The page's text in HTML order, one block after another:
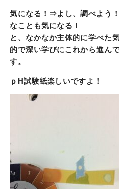
気になる！⇒よし、調べよう
なことも気になる！
と、なかなか主体的に学べた
的で深い学びにこれから進ん
す。
ｐH試験紙楽しいですよ！